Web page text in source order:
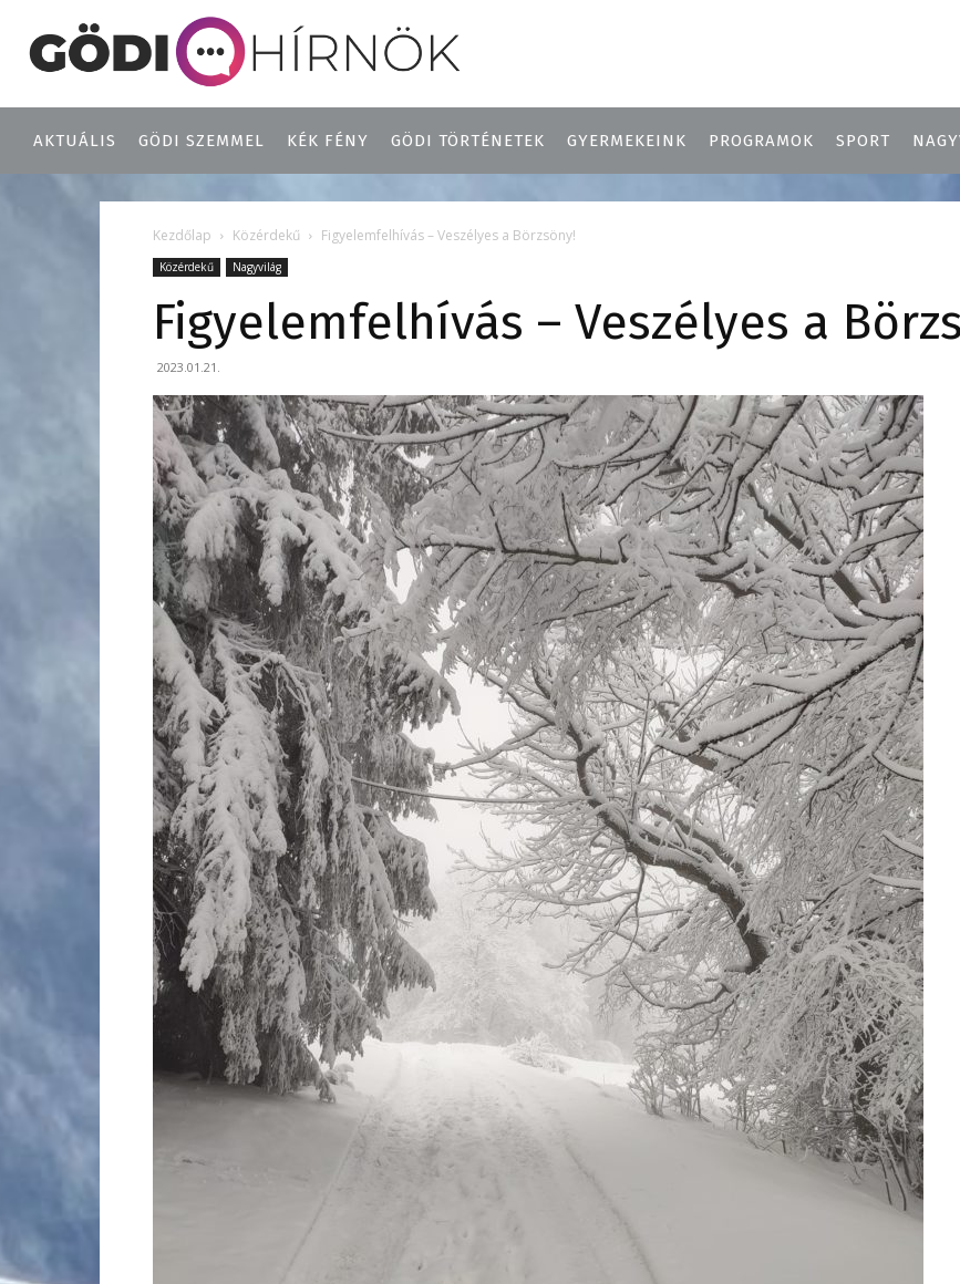
AKTUÁLIS GÖDI SZEMMEL KÉK FÉNY GÖDI TÖRTÉNETEK GYERMEKEINK PROGRAMOK SPORT
Kezdőlap Közérdekű Figyelemfelhívás – Veszélyes a Börzsöny!
Közérdekű Nagyvilág
Figyelemfelhívás – Veszélyes a
2023.01.21.